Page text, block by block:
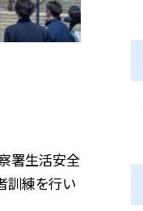
署生活安全
訓練を行い